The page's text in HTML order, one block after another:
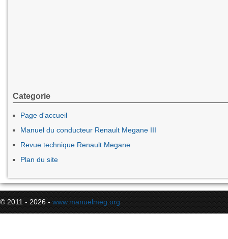
Categorie
Page d'accueil
Manuel du conducteur Renault Megane III
Revue technique Renault Megane
Plan du site
© 2011 - 2026 - www.manuelmeg.org